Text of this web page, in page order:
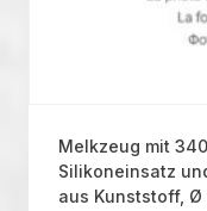
Melkzeug mit
Silikoneinsatz
aus Kunststoff, Ø